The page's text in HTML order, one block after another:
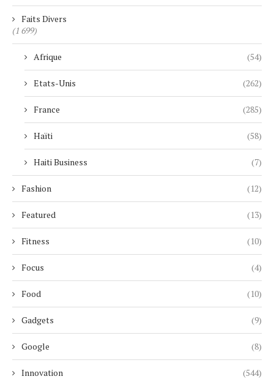
Faits Divers
(1 699)
Afrique (54)
Etats-Unis (262)
France (285)
Haïti (58)
Haiti Business (7)
Fashion (12)
Featured (13)
Fitness (10)
Focus (4)
Food (10)
Gadgets (9)
Google (8)
Innovation (544)